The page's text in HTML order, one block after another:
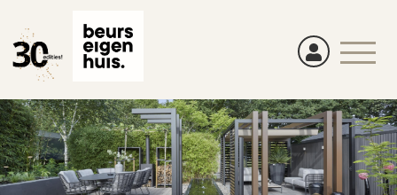
naar
de
gaan